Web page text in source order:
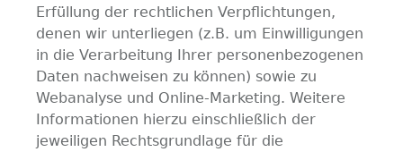
Erfüllung der rechtlichen Verpflichtungen,
denen wir unterliegen (z.B. um Einwilligungen
in die Verarbeitung Ihrer personenbezogenen
Daten nachweisen zu können) sowie zu
Webanalyse und Online-Marketing. Weitere
Informationen hierzu einschließlich der
jeweiligen Rechtsgrundlage für die